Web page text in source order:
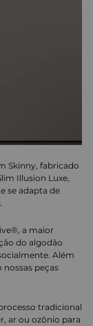
Skinny, fabricado
Illusion Luxe,
se adapta de
a maior
do algodão
Além
peças
tradicional
ar ou ozônio para